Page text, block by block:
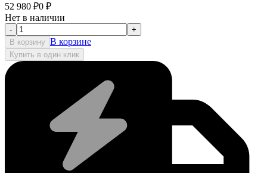
52 980 ₽0 ₽
Нет в наличии
-
+
В корзину В корзине
Купить в один клик